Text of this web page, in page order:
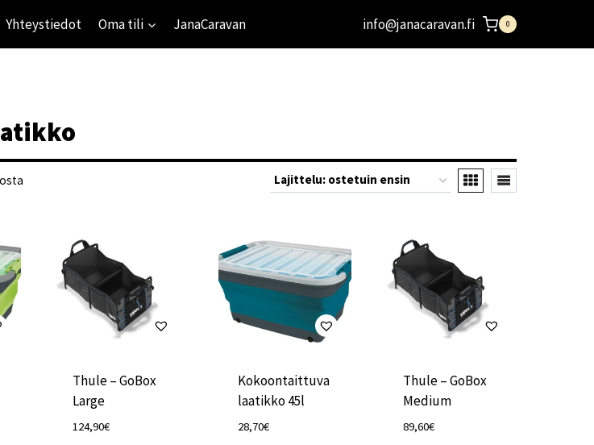
Yhteystiedot Oma tili JanaCaravan info@janacaravan.fi 0
Suosituimmat
Thule – GoBox
Large
124,90€
Kokoontaittuva
laatikko 45l
28,70€
Thule – GoBox
Medium
89,60€